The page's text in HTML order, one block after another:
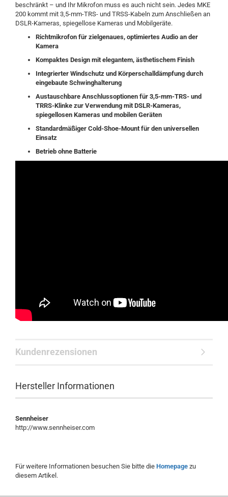
beschränkt – und Ihr Mikrofon muss es auch nicht sein. Jedes MKE
200 kommt mit 3,5-mm-TRS- und TRSS-Kabeln zum Anschließen an
DSLR-Kameras, spiegellose Kameras und Mobilgeräte.
Richtmikrofon für zielgenaues, optimiertes Audio an der
Kamera
Kompaktes Design mit elegantem, ästhetischem Finish
Integrierter Windschutz und Körperschalldämpfung durch
eingebaute Schwinghalterung
Austauschbare Anschlussoptionen für 3,5-mm-TRS- und
TRRS-Klinke zur Verwendung mit DSLR-Kameras,
spiegellosen Kameras und mobilen Geräten
Standardmäßiger Cold-Shoe-Mount für den universellen
Einsatz
Betrieb ohne Batterie
Kundenrezensionen
Hersteller Informationen
Sennheiser
http://www.sennheiser.com
Für weitere Informationen besuchen Sie bitte die Homepage zu
diesem Artikel.